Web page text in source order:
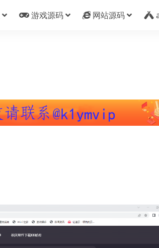
游戏源码 网站源码